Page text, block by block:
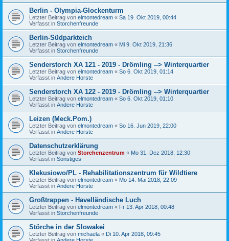
Berlin - Olympia-Glockenturm
Letzter Beitrag von elmontedream « Sa 19. Okt 2019, 00:44
Verfasst in Storchenfreunde
Berlin-Südparkteich
Letzter Beitrag von elmontedream « Mi 9. Okt 2019, 21:36
Verfasst in Storchenfreunde
Senderstorch XA 121 - 2019 - Drömling --> Winterquartier
Letzter Beitrag von elmontedream « So 6. Okt 2019, 01:14
Verfasst in Andere Horste
Senderstorch XA 122 - 2019 - Drömling --> Winterquartier
Letzter Beitrag von elmontedream « So 6. Okt 2019, 01:10
Verfasst in Andere Horste
Leizen (Meck.Pom.)
Letzter Beitrag von elmontedream « So 16. Jun 2019, 22:00
Verfasst in Andere Horste
Datenschutzerklärung
Letzter Beitrag von Storchenzentrum « Mo 31. Dez 2018, 12:30
Verfasst in Sonstiges
Klekusiowo/PL - Rehabilitationszentrum für Wildtiere
Letzter Beitrag von elmontedream « Mo 14. Mai 2018, 22:09
Verfasst in Andere Horste
Großtrappen - Havelländische Luch
Letzter Beitrag von elmontedream « Fr 13. Apr 2018, 00:48
Verfasst in Storchenfreunde
Störche in der Slowakei
Letzter Beitrag von michaela « Di 10. Apr 2018, 09:45
Verfasst in Andere Horste